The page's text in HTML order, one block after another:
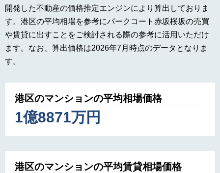
開発した不動産の価格推定エンジンにより算出しておりま
す。港区の平均相場を参考にパークコート赤坂桜坂の売買
や賃貸に出すことをご検討される際の参考に活用いただけ
ます。なお、算出価格は2026年7月時点のデータとなりま
す。
港区のマンションの平均相場価格
1億8871万円
港区のマンションの平均賃貸相場価格